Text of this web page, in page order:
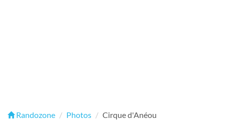
Randozone Photos Cirque d'Anéou